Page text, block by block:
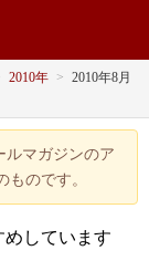
2010年 > 2010年8月
ルマガジンのア
のです。
めしています